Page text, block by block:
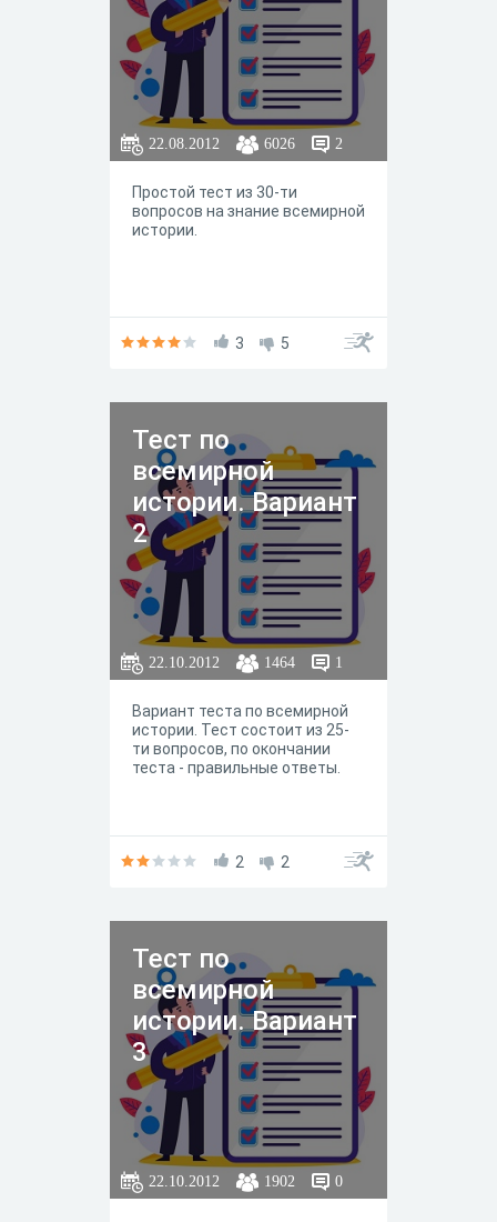
22.08.2012 6026 2
Простой тест из 30-ти
вопросов на знание всемирной
истории.
3 5
Тест по
всемирной
истории. Вариант
2
22.10.2012 1464 1
Вариант теста по всемирной
истории. Тест состоит из 25-
ти вопросов, по окончании
теста - правильные ответы.
2 2
Тест по
всемирной
истории. Вариант
3
22.10.2012 1902 0